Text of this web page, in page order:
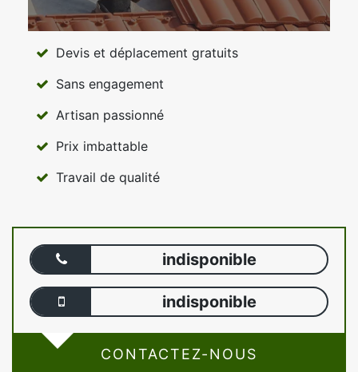
Devis et déplacement gratuits
Sans engagement
Artisan passionné
Prix imbattable
Travail de qualité
indisponible
indisponible
CONTACTEZ-NOUS